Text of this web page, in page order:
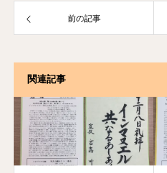
前の記事
関連記事